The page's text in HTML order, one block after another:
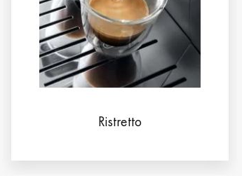
Ristretto